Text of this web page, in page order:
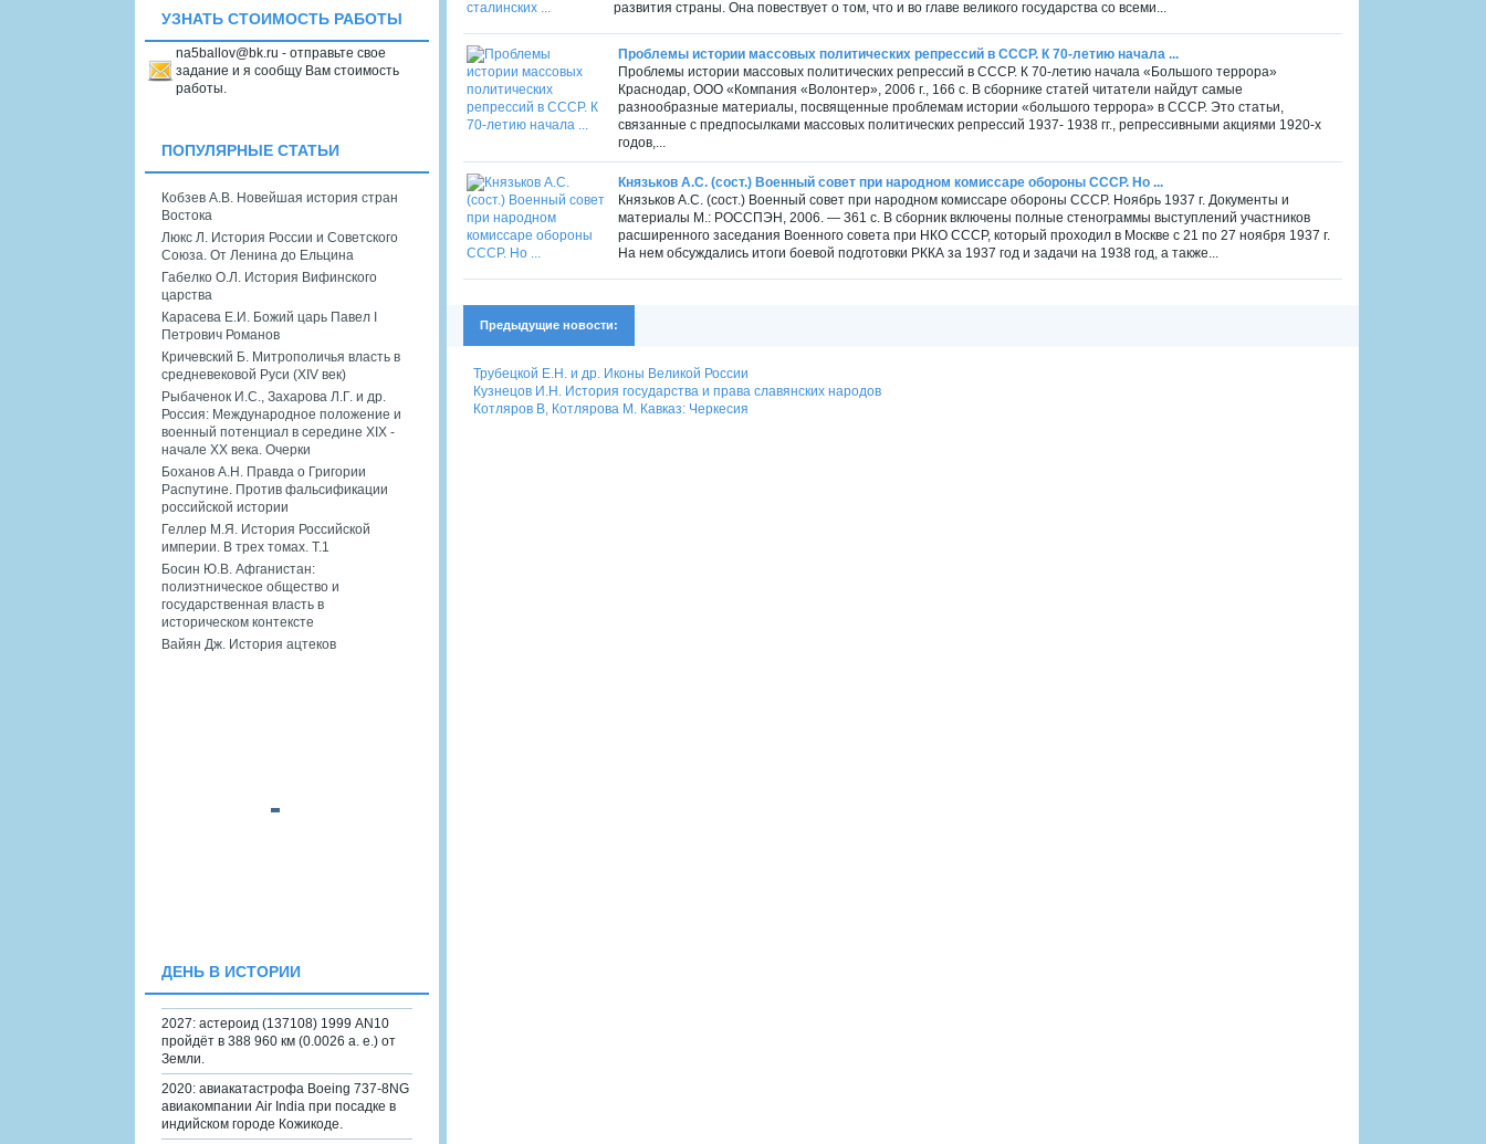
развития страны. Она повествует о том, что и во главе великого государства со всеми...
Проблемы истории массовых политических репрессий в СССР. К 70-летию начала ...
Проблемы истории массовых политических репрессий в СССР. К 70-летию начала «Большого террора»
Краснодар, ООО «Компания «Волонтер», 2006 г., 166 с. В сборнике статей читатели найдут самые
разнообразные материалы, посвященные проблемам истории «большого террора» в СССР. Это статьи,
связанные с предпосылками массовых политических репрессий 1937- 1938 гг., репрессивными акциями 1920-х
годов,...
Князьков А.С. (сост.) Военный совет при народном комиссаре обороны СССР. Но ...
Князьков А.С. (сост.) Военный совет при народном комиссаре обороны СССР. Ноябрь 1937 г. Документы и
материалы М.: РОССПЭН, 2006. — 361 c. В сборник включены полные стенограммы выступлений участников
расширенного заседания Военного совета при НКО СССР, который проходил в Москве с 21 по 27 ноября 1937 г.
На нем обсуждались итоги боевой подготовки РККА за 1937 год и задачи на 1938 год, а также...
Предыдущие новости:
Трубецкой Е.Н. и др. Иконы Великой России
Кузнецов И.Н. История государства и права славянских народов
Котляров В, Котлярова М. Кавказ: Черкесия
УЗНАТЬ СТОИМОСТЬ РАБОТЫ
na5ballov@bk.ru - отправьте свое
задание и я сообщу Вам стоимость
работы.
ПОПУЛЯРНЫЕ СТАТЬИ
Кобзев А.В. Новейшая история стран
Востока
Люкс Л. История России и Советского
Союза. От Ленина до Ельцина
Габелко О.Л. История Вифинского
царства
Карасева Е.И. Божий царь Павел I
Петрович Романов
Кричевский Б. Митрополичья власть в
средневековой Руси (XIV век)
Рыбаченок И.С., Захарова Л.Г. и др.
Россия: Международное положение и
военный потенциал в середине XIX -
начале XX века. Очерки
Боханов А.Н. Правда о Григории
Распутине. Против фальсификации
российской истории
Геллер М.Я. История Российской
империи. В трех томах. Т.1
Босин Ю.В. Афганистан:
полиэтническое общество и
государственная власть в
историческом контексте
Вайян Дж. История ацтеков
ДЕНЬ В ИСТОРИИ
2027: астероид (137108) 1999 AN10
пройдёт в 388 960 км (0.0026 а. е.) от
Земли.
2020: авиакатастрофа Boeing 737-8NG
авиакомпании Air India при посадке в
индийском городе Кожикоде.